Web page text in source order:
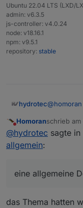
Ubuntu 22.04 LTS (LXD/
admin: v6.3.5
js-controller: v4.0.24
node: v18.16.1
npm: v9.5.1
repository: stable
hydrotec@homoran
dann
Wenn es
welcher
Nicht stören
Homoranschrieb am
zuletzt
@hydrotec sagte in
allgemein:
eine allgemeine
das Thema hatten